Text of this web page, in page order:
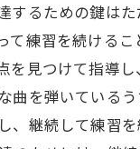
するための鍵は
て練習を続ける
を見つけて指導
曲を弾いている
、継続して練習